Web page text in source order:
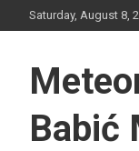
to
Saturday, August 8,
Babić